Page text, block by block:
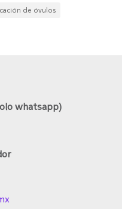
de óvulos
whatsapp)